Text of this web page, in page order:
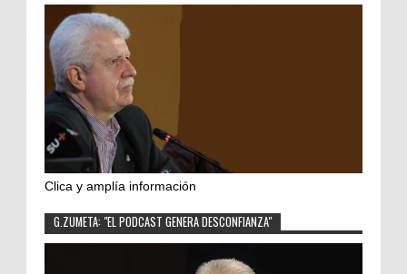
Clica y amplía información
G.ZUMETA: "EL PODCAST GENERA DESCONFIANZA"